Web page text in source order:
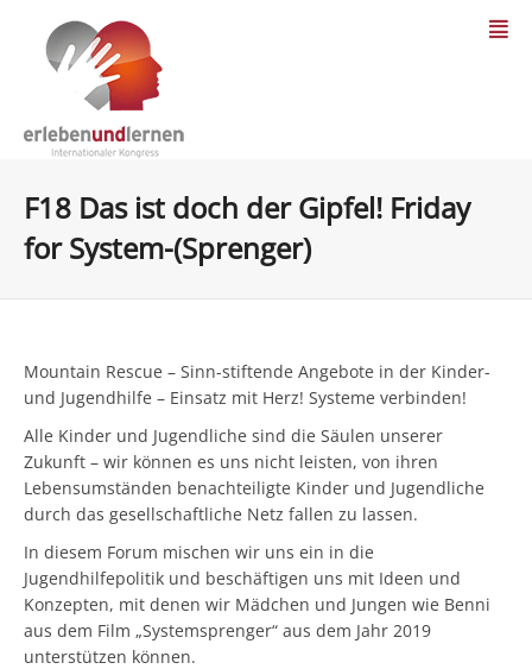
F18 Das ist doch der Gipfel! Friday
for System-(Sprenger)
Mountain Rescue – Sinn-stiftende Angebote in der Kinder-
und Jugendhilfe – Einsatz mit Herz! Systeme verbinden!
Alle Kinder und Jugendliche sind die Säulen unserer
Zukunft – wir können es uns nicht leisten, von ihren
Lebensumständen benachteiligte Kinder und Jugendliche
durch das gesellschaftliche Netz fallen zu lassen.
In diesem Forum mischen wir uns ein in die
Jugendhilfepolitik und beschäftigen uns mit Ideen und
Konzepten, mit denen wir Mädchen und Jungen wie Benni
aus dem Film „Systemsprenger“ aus dem Jahr 2019
unterstützen können.